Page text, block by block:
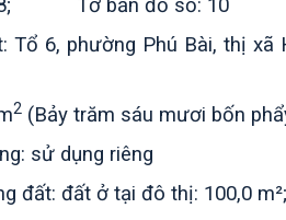
Tờ bản đồ số: 10
6, phường Phú Bài, thị xã
2 (Bảy trăm sáu mươi bốn
sử dụng riêng
đất: đất ở tại đô thị: 100,0